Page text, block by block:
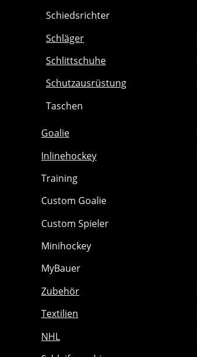
Schiedsrichter
Schläger
Schlittschuhe
Schutzausrüstung
Taschen
Goalie
Inlinehockey
Training
Custom Goalie
Custom Spieler
Minihockey
MyBauer
Zubehör
Textilien
NHL